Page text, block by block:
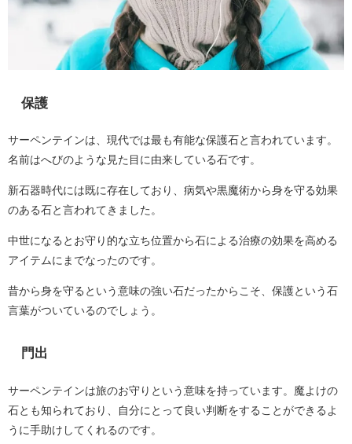
保護
サーペンテインは、現代では最も有能な保護石と言われています。
名前はへびのような見た目に由来している石です。
新石器時代には既に存在しており、病気や黒魔術から身を守る効果
のある石と言われてきました。
中世になるとお守り的な立ち位置から石による治療の効果を高める
アイテムにまでなったのです。
昔から身を守るという意味の強い石だったからこそ、保護という石
言葉がついているのでしょう。
門出
サーペンテインは旅のお守りという意味を持っています。魔よけの
石とも知られており、自分にとって良い判断をすることができるよ
うに手助けしてくれるのです。